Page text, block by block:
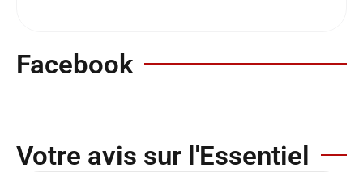
Facebook
Votre avis sur l'Essentiel